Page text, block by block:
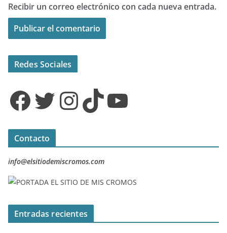
Recibir un correo electrónico con cada nueva entrada.
Redes Sociales
Facebook Twitter InstagramTikTok YouTube
Contacto
info@elsitiodemiscromos.com
Entradas recientes